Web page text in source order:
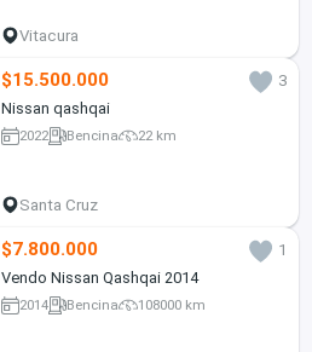
Vitacura
$15.500.000
3
Nissan qashqai
2022 Bencina 22 km
Santa Cruz
$7.800.000
1
Vendo Nissan Qashqai 2014
2014 Bencina 108000 km